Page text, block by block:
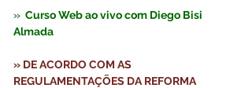
» Curso Web ao vivo com Diego Bisi
Almada
» DE ACORDO COM AS
REGULAMENTAÇÕES DA REFORMA